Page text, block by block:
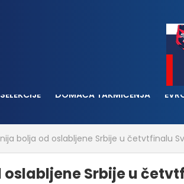
DOMAĆA TAKMIČENJA
bolja od oslabljene Srbije u četvtfinalu
Srbije u